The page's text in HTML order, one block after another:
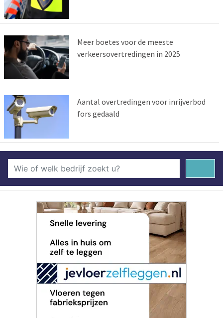
Meer boetes voor de meeste
verkeersovertredingen in 2025
Aantal overtredingen voor inrijverbod
fors gedaald